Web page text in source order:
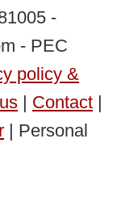
-
- PEC
policy &
| Contact |
| Personal